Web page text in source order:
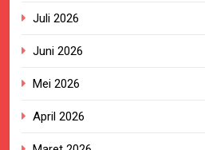
Juli 2026
Juni 2026
Mei 2026
April 2026